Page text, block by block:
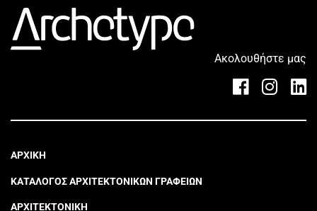
Ακολουθήστε μας
ΑΡΧΙΚΗ
ΚΑΤΑΛΟΓΟΣ ΑΡΧΙΤΕΚΤΟΝΙΚΩΝ ΓΡΑΦΕΙΩΝ
ΑΡΧΙΤΕΚΤΟΝΙΚΗ